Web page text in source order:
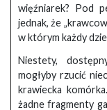
więźniarek? Pod
jednak, że
w którym każdy
Niestety,
mogłyby rzucić
krawiecka
żadne fragmenty